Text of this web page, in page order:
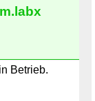
Betrieb.